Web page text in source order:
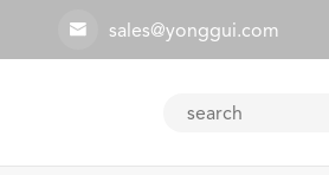
 sales@yonggui.com